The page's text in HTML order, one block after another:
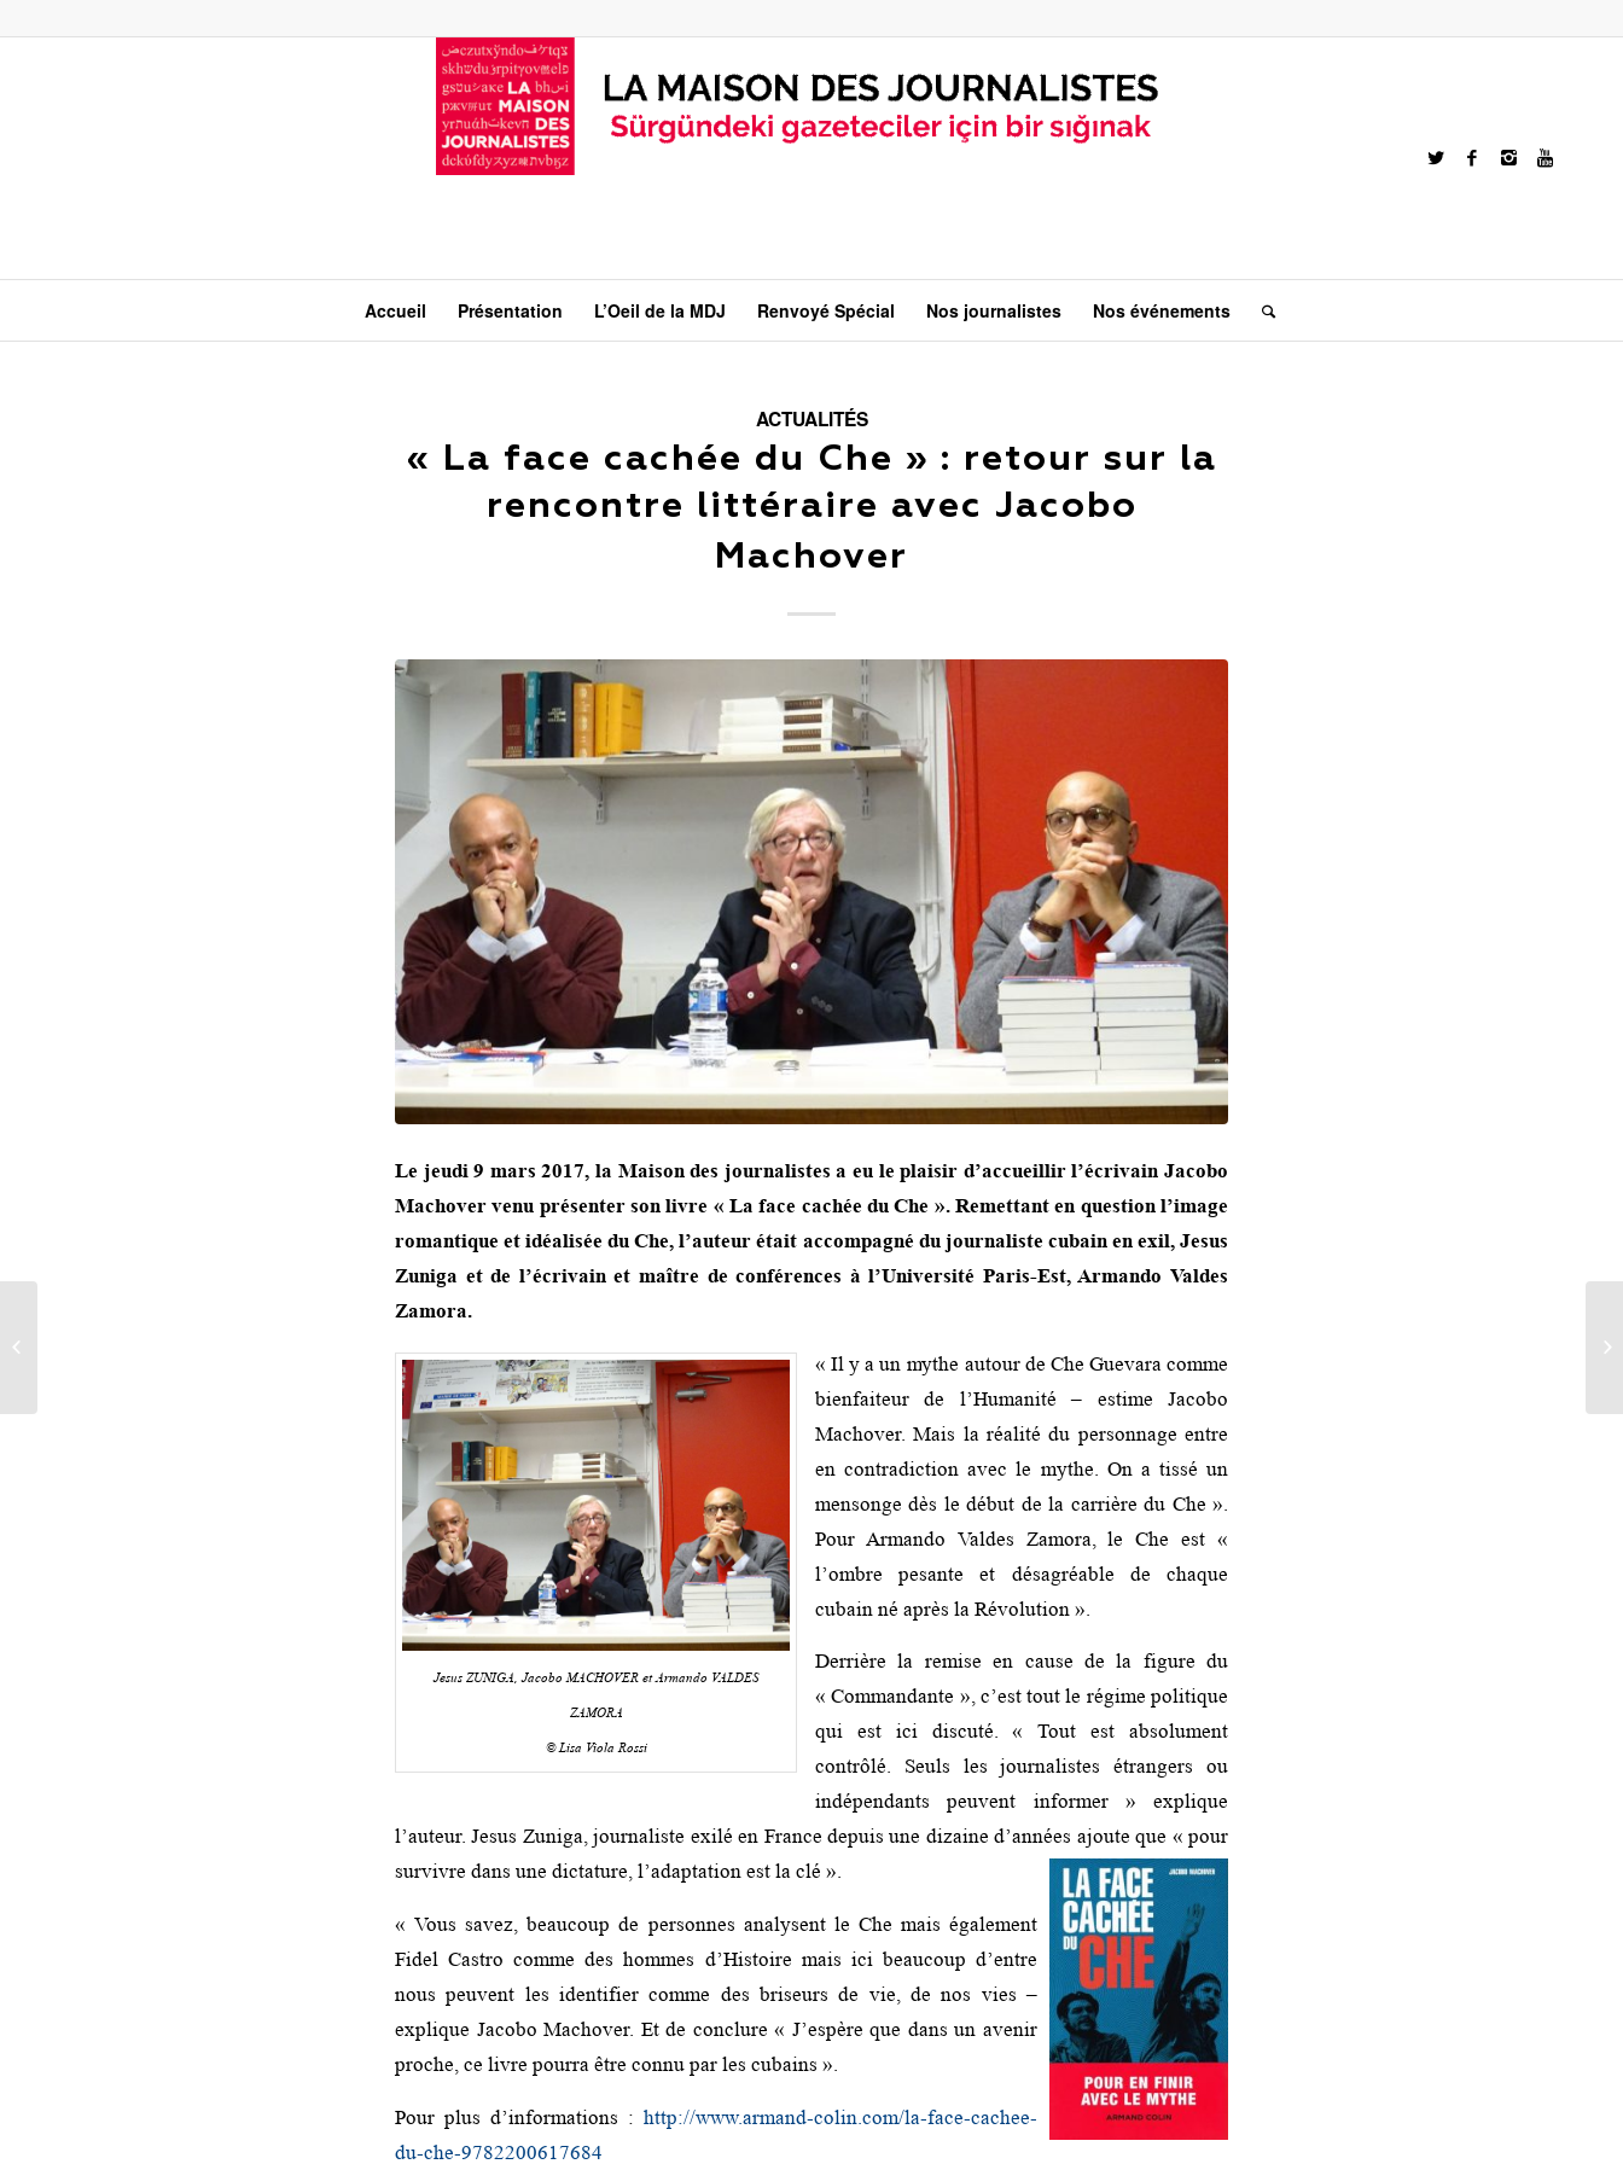
Accueil Présentation L’Oeil de la MDJ Renvoyé Spécial Nos journalistes Nos événements
ACTUALITÉS
« La face cachée du Che » : retour sur la
rencontre littéraire avec Jacobo
Machover
Le jeudi 9 mars 2017, la Maison des journalistes a eu le plaisir d’accueillir l’écrivain Jacobo
Machover venu présenter son livre « La face cachée du Che ». Remettant en question l’image
romantique et idéalisée du Che, l’auteur était accompagné du journaliste cubain en exil, Jesus
Zuniga et de l’écrivain et maître de conférences à l’Université Paris-Est, Armando Valdes
Zamora.
Jesus ZUNIGA, Jacobo MACHOVER et Armando VALDES
ZAMORA
© Lisa Viola Rossi
« Il y a un mythe autour de Che Guevara comme
bienfaiteur de l’Humanité – estime Jacobo
Machover. Mais la réalité du personnage entre
en contradiction avec le mythe. On a tissé un
mensonge dès le début de la carrière du Che ».
Pour Armando Valdes Zamora, le Che est «
l’ombre pesante et désagréable de chaque
cubain né après la Révolution ».
Derrière la remise en cause de la figure du
« Commandante », c’est tout le régime politique
qui est ici discuté. « Tout est absolument
contrôlé. Seuls les journalistes étrangers ou
indépendants peuvent informer » explique
l’auteur. Jesus Zuniga, journaliste exilé en France depuis une dizaine d’années ajouteque « pour
survivre dans une dictature, l’adaptation est la clé ».
« Vous savez, beaucoup de personnes analysent le Che mais également
Fidel Castro comme des hommes d’Histoire mais ici beaucoup d’entre
nous peuvent les identifier comme des briseurs de vie, de nos vies –
explique Jacobo Machover. Et de conclure « J’espère que dans un avenir
proche, ce livre pourra être connu par les cubains ».
Pour plus d’informations : http://www.armand-colin.com/la-face-cachee-
du-che-9782200617684